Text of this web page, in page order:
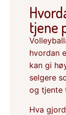
tjene
hvordan
kan gi
selgere
og tjente
Hva